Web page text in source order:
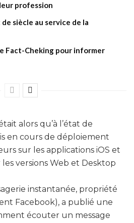
profession
siècle au service de la
Fact-Cheking pour informer
alors qu’à l’état de
en cours de déploiement
sur les applications iOS et
versions Web et Desktop
instantanée, propriété
Facebook), a publié une
écouter un message